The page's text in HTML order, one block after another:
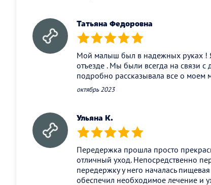
Татьяна Федоровна
(*) (*) (*) (*) (*)
Мой малыш был в надежных руках !
отъезде . Мы были всегда на связи с
подробно рассказывала все о моем
октябрь 2023
Ульяна К.
(*) (*) (*) (*) (*)
Передержка прошла просто
отличный уход. Непосредственно
передержку у него началась
обеспечил необходимое лечение и